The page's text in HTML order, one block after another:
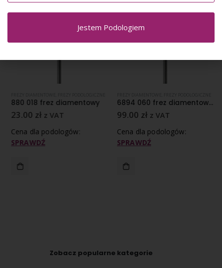
880 018 frez diamentowy
23.00 zł z VAT
Cena dla podologów:
SPRAWDŹ
6894 060 frez diamentowy gruboziarnisty nasyp
99.00 zł z VAT
Cena dla podologów:
SPRAWDŹ
Zobacz popularne kategorie
Jestem Podologiem